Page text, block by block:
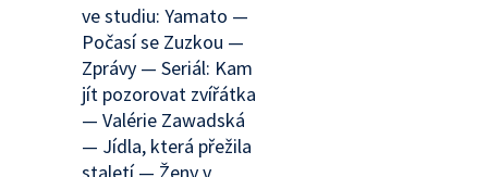
ve studiu: Yamato —
Počasí se Zuzkou —
Zprávy — Seriál: Kam
jít pozorovat zvířátka
— Valérie Zawadská
— Jídla, která přežila